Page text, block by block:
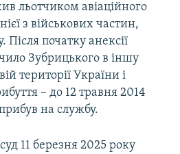
льотчиком авіаційного
з військових частин,
початку анексії
Зубрицького в іншу
території України і
– до 12 травня 2014
на службу.
11 березня 2025 року